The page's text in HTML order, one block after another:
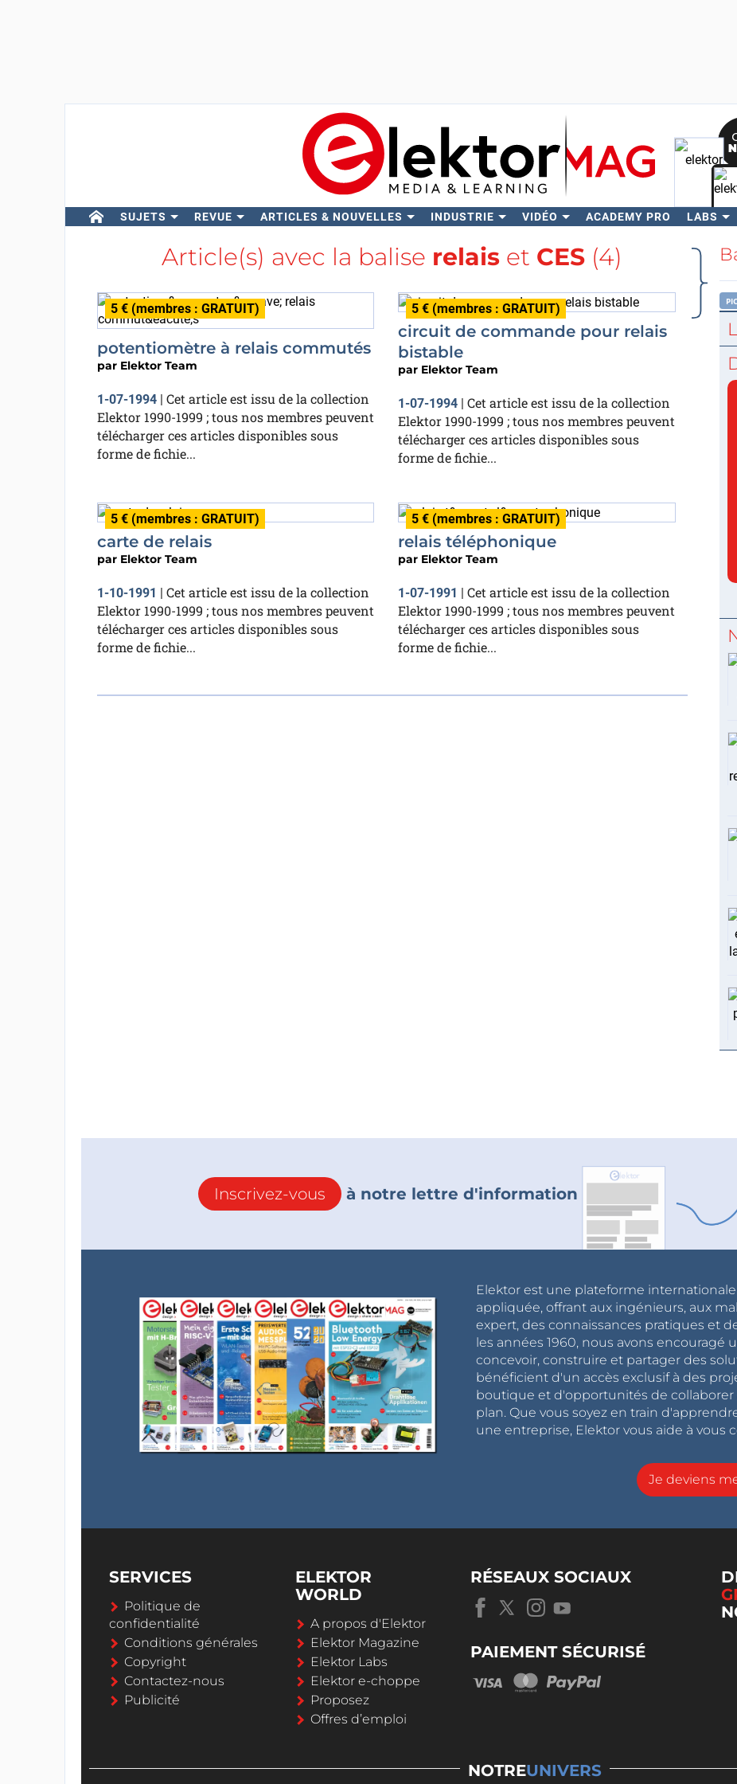
SUJETS REVUE ARTICLES & NOUVELLES INDUSTRIE VIDÉO ACADEMY PRO LABS
Article(s) avec la balise relais et CES (4)
5 € (membres : GRATUIT)
potentiomètre à relais commutés
par Elektor Team
1-07-1994| Cet article est issu de la collection
Elektor 1990-1999 ; tous nos membres peuvent
télécharger ces articles disponibles sous
forme de fichie...
5 € (membres : GRATUIT)
circuit de commande pour relais
bistable
par Elektor Team
1-07-1994 | Cet article est issu de la collection
Elektor 1990-1999 ; tous nos membres peuvent
télécharger ces articles disponibles sous
forme de fichie...
5 € (membres : GRATUIT)
carte de relais
par Elektor Team
1-10-1991 | Cet article est issu de la collection
Elektor 1990-1999 ; tous nos membres peuvent
télécharger ces articles disponibles sous
forme de fichie...
5 € (membres : GRATUIT)
relais téléphonique
par Elektor Team
1-07-1991 | Cet article est issu de la collection
Elektor 1990-1999 ; tous nos membres peuvent
télécharger ces articles disponibles sous
forme de fichie...
PIC
Inscrivez-vous à notre lettre d'information
Elektor est une plateforme
appliquée, offrant aux ingénieurs, aux
expert, des connaissances pratiques et
les années 1960, nous avons
concevoir, construire et partager des
bénéficient d'un accès exclusif à des
boutique et d'opportunités de
plan. Que vous soyez en train
une entreprise, Elektor vous aide à vous
Je deviens
SERVICES
Politique de
confidentialité
Conditions générales
Copyright
Contactez-nous
Publicité
ELEKTOR
WORLD
A propos d'Elektor
Elektor Magazine
Elektor Labs
Elektor e-choppe
Proposez
Offres d’emploi
RÉSEAUX SOCIAUX
PAIEMENT SÉCURISÉ
NOTREUNIVERS